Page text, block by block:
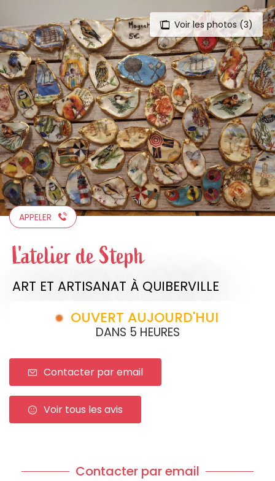
Aller
au
contenu
principal
Voir les photos (3)
APPELER
L'atelier de Steph
ART ET ARTISANAT À QUIBERVILLE
OUVERT AUJOURD'HUI
DANS 5 HEURES
Contacter par email
Voir tous les avis
Contacter par email